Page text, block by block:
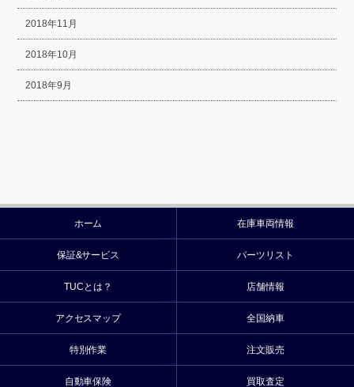
2018年11月
2018年10月
2018年9月
ホーム 在庫車両情報
保証&サービス パーツリスト
TUCとは？ 店舗情報
アクセスマップ 全国納車
特別作業 注文販売
自動車保険 買取査定